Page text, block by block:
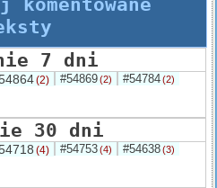
7 dni
(2) #54869(2) #54784(2)
30 dni
(4) #54753(4) #54638(3)